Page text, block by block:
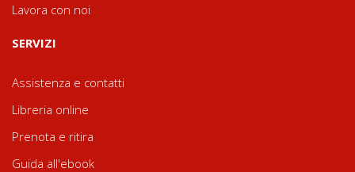
Lavora con noi
SERVIZI
Assistenza e contatti
Libreria online
Prenota e ritira
Guida all'ebook